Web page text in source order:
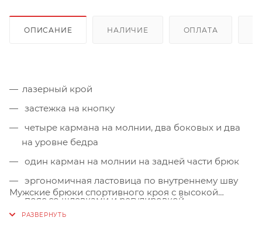
ОПИСАНИЕ НАЛИЧИЕ ОПЛАТА
лазерный крой
застежка на кнопку
на уровне бедра
один карман на молнии на задней части брюк
эргономичная ластовица по внутреннему шву
пояс со шлевками и регулировкой
кокетка по задней части брюк
Мужские брюки спортивного кроя с высокой